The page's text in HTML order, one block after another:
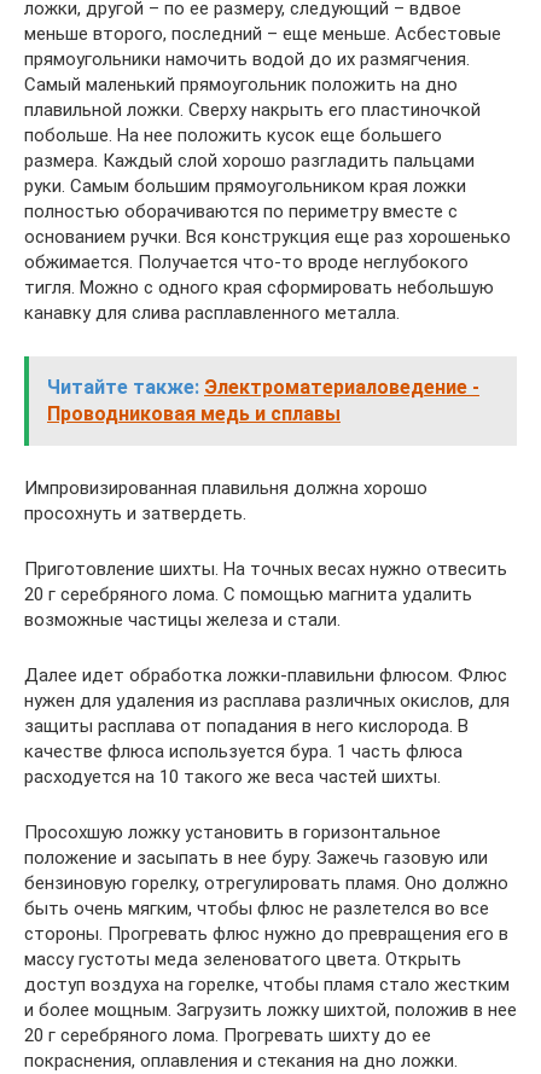
ложки, другой – по ее размеру, следующий – вдвое
меньше второго, последний – еще меньше. Асбестовые
прямоугольники намочить водой до их размягчения.
Самый маленький прямоугольник положить на дно
плавильной ложки. Сверху накрыть его пластиночкой
побольше. На нее положить кусок еще большего
размера. Каждый слой хорошо разгладить пальцами
руки. Самым большим прямоугольником края ложки
полностью оборачиваются по периметру вместе с
основанием ручки. Вся конструкция еще раз хорошенько
обжимается. Получается что-то вроде неглубокого
тигля. Можно с одного края сформировать небольшую
канавку для слива расплавленного металла.
Читайте также: Электроматериаловедение -
Проводниковая медь и сплавы
Импровизированная плавильня должна хорошо
просохнуть и затвердеть.
Приготовление шихты. На точных весах нужно отвесить
20 г серебряного лома. С помощью магнита удалить
возможные частицы железа и стали.
Далее идет обработка ложки-плавильни флюсом. Флюс
нужен для удаления из расплава различных окислов, для
защиты расплава от попадания в него кислорода. В
качестве флюса используется бура. 1 часть флюса
расходуется на 10 такого же веса частей шихты.
Просохшую ложку установить в горизонтальное
положение и засыпать в нее буру. Зажечь газовую или
бензиновую горелку, отрегулировать пламя. Оно должно
быть очень мягким, чтобы флюс не разлетелся во все
стороны. Прогревать флюс нужно до превращения его в
массу густоты меда зеленоватого цвета. Открыть
доступ воздуха на горелке, чтобы пламя стало жестким
и более мощным. Загрузить ложку шихтой, положив в нее
20 г серебряного лома. Прогревать шихту до ее
покраснения, оплавления и стекания на дно ложки.